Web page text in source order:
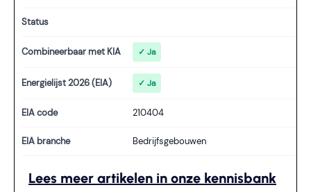
Status
Combineerbaar met KIA ✓ Ja
Energielijst 2026 (EIA) ✓ Ja
EIA code 210404
EIA branche Bedrijfsgebouwen
Lees meer artikelen in onze kennisbank